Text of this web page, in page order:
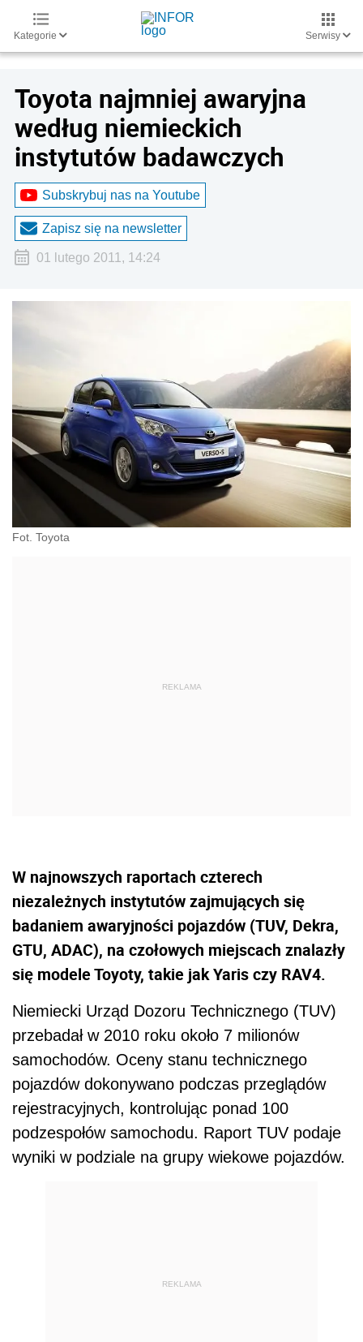
Kategorie Serwisy
Toyota najmniej awaryjna
według niemieckich
instytutów badawczych
Subskrybuj nas na Youtube
Zapisz się na newsletter
01 lutego 2011, 14:24
Fot. Toyota
W najnowszych raportach czterech
niezależnych instytutów zajmujących się
badaniem awaryjności pojazdów (TUV, Dekra,
GTU, ADAC), na czołowych miejscach znalazły
się modele Toyoty, takie jak Yaris czy RAV4.
Niemiecki Urząd Dozoru Technicznego (TUV)
przebadał w 2010 roku około 7 milionów
samochodów. Oceny stanu technicznego
pojazdów dokonywano podczas przeglądów
rejestracyjnych, kontrolując ponad 100
podzespołów samochodu. Raport TUV podaje
wyniki w podziale na grupy wiekowe pojazdów.
REKLAMA